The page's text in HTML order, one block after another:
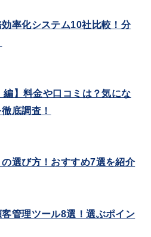
効率化システム10社比較！分
編】料金や口コミは？気にな
底調査！
選び方！おすすめ7選を紹介
客管理ツール8選！選ぶポイン